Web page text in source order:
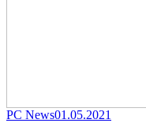
Category
PC NewsPosted
01.05.2021